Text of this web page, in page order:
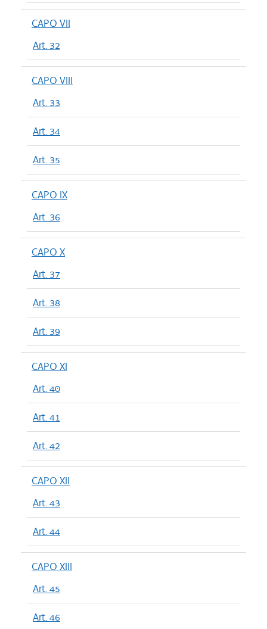
CAPO VII
Art. 32
CAPO VIII
Art. 33
Art. 34
Art. 35
CAPO IX
Art. 36
CAPO X
Art. 37
Art. 38
Art. 39
CAPO XI
Art. 40
Art. 41
Art. 42
CAPO XII
Art. 43
Art. 44
CAPO XIII
Art. 45
Art. 46